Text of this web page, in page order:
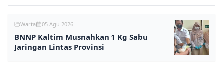
Warta 05 Agu 2026
BNNP Kaltim Musnahkan 1 Kg Sabu
Jaringan Lintas Provinsi